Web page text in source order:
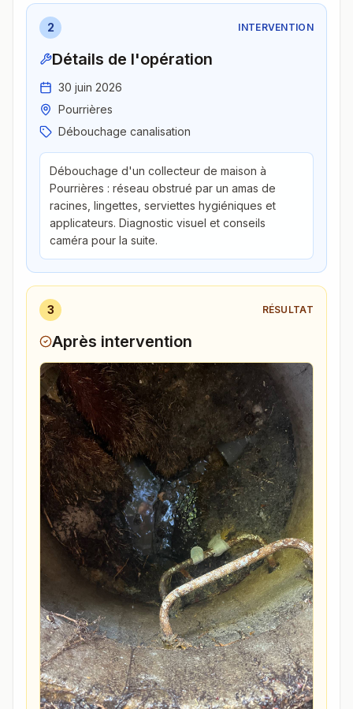
2 INTERVENTION
Détails de l'opération
30 juin 2026
Pourrières
Débouchage canalisation
Débouchage d'un collecteur de maison à
Pourrières : réseau obstrué par un amas de
racines, lingettes, serviettes hygiéniques et
applicateurs. Diagnostic visuel et conseils
caméra pour la suite.
3 RÉSULTAT
Après intervention